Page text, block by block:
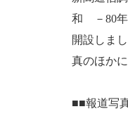
和 －80年
開設しま
真のほか
■■報道写